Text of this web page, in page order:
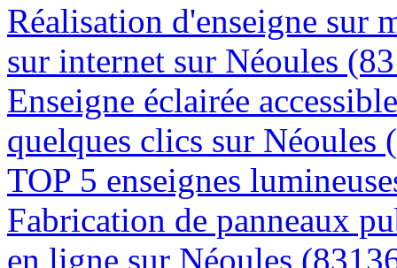
Réalisation d'enseigne sur
sur internet sur Néoules
Enseigne éclairée
quelques clics sur Néoules
TOP 5 enseignes
Fabrication de panneaux
en ligne sur Néoules